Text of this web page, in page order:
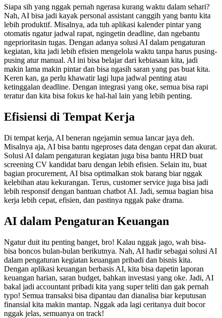
Siapa sih yang nggak pernah ngerasa kurang waktu dalam sehari?
Nah, AI bisa jadi kayak personal assistant canggih yang bantu kita
lebih produktif. Misalnya, ada tuh aplikasi kalender pintar yang
otomatis ngatur jadwal rapat, ngingetin deadline, dan ngebantu
ngeprioritasin tugas. Dengan adanya solusi AI dalam pengaturan
kegiatan, kita jadi lebih efisien mengelola waktu tanpa harus pusing-
pusing atur manual. AI ini bisa belajar dari kebiasaan kita, jadi
makin lama makin pintar dan bisa ngasih saran yang pas buat kita.
Keren kan, ga perlu khawatir lagi lupa jadwal penting atau
ketinggalan deadline. Dengan integrasi yang oke, semua bisa rapi
teratur dan kita bisa fokus ke hal-hal lain yang lebih penting.
Efisiensi di Tempat Kerja
Di tempat kerja, AI beneran ngejamin semua lancar jaya deh.
Misalnya aja, AI bisa bantu ngeproses data dengan cepat dan akurat.
Solusi AI dalam pengaturan kegiatan juga bisa bantu HRD buat
screening CV kandidat baru dengan lebih efisien. Selain itu, buat
bagian procurement, AI bisa optimalkan stok barang biar nggak
kelebihan atau kekurangan. Terus, customer service juga bisa jadi
lebih responsif dengan bantuan chatbot AI. Jadi, semua bagian bisa
kerja lebih cepat, efisien, dan pastinya nggak pake drama.
AI dalam Pengaturan Keuangan
Ngatur duit itu penting banget, bro! Kalau nggak jago, wah bisa-
bisa boncos bulan-bulan berikutnya. Nah, AI hadir sebagai solusi AI
dalam pengaturan kegiatan keuangan pribadi dan bisnis kita.
Dengan aplikasi keuangan berbasis AI, kita bisa dapetin laporan
keuangan harian, saran budget, bahkan investasi yang oke. Jadi, AI
bakal jadi accountant pribadi kita yang super teliti dan gak pernah
typo! Semua transaksi bisa dipantau dan dianalisa biar keputusan
finansial kita makin mantap. Nggak ada lagi ceritanya duit bocor
nggak jelas, semuanya on track!